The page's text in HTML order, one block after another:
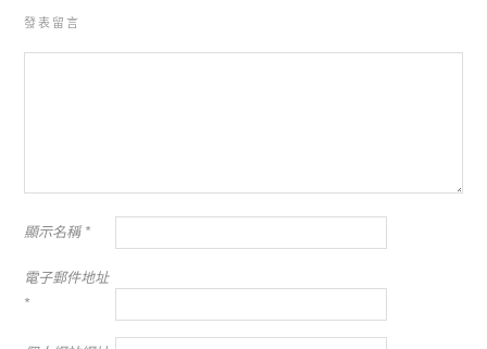
發表留言
顯示名稱 *
電子郵件地址
*